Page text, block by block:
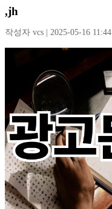
,jh
작성자 vcs | 2025-05-16 11:44